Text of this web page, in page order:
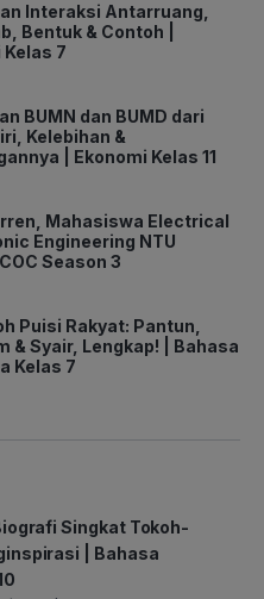
Interaksi Antarruang,
Bentuk & Contoh |
7
BUMN dan BUMD dari
Kelebihan &
| Ekonomi Kelas 11
Mahasiswa Electrical
Engineering NTU
Season 3
Puisi Rakyat: Pantun,
& Syair, Lengkap! | Bahasa
Kelas 7
Singkat Tokoh-
| Bahasa